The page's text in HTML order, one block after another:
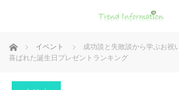
ホーム イベント
成功談と失敗談から学ぶお祝
喜ばれた誕生日プレゼントランキング